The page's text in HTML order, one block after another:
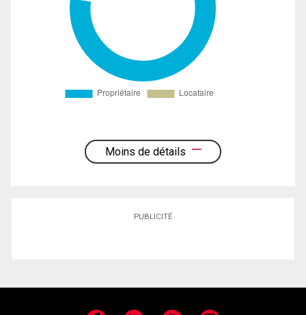
Moins de détails
PUBLICITÉ